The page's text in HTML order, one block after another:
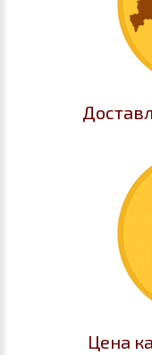
Цена